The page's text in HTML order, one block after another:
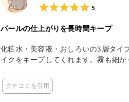
5
パールの仕上がりを長時間キープ
化粧水・美容液・おしろいの3層タイ
イクをキープしてくれます。霧も細か
クチコミを引用